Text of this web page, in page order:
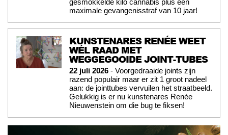
gesmokkelde kilo cannabis plus een
maximale gevangenisstraf van 10 jaar!
KUNSTENARES RENÉE WEET
WÉL RAAD MET
WEGGEGOOIDE JOINT-TUBES
22 juli 2026 - Voorgedraaide joints zijn
razend populair maar er zit 1 groot nadeel
aan: de jointtubes vervuilen het straatbeeld.
Gelukkig is er nu kunstenares Renée
Nieuwenstein om die bug te fiksen!